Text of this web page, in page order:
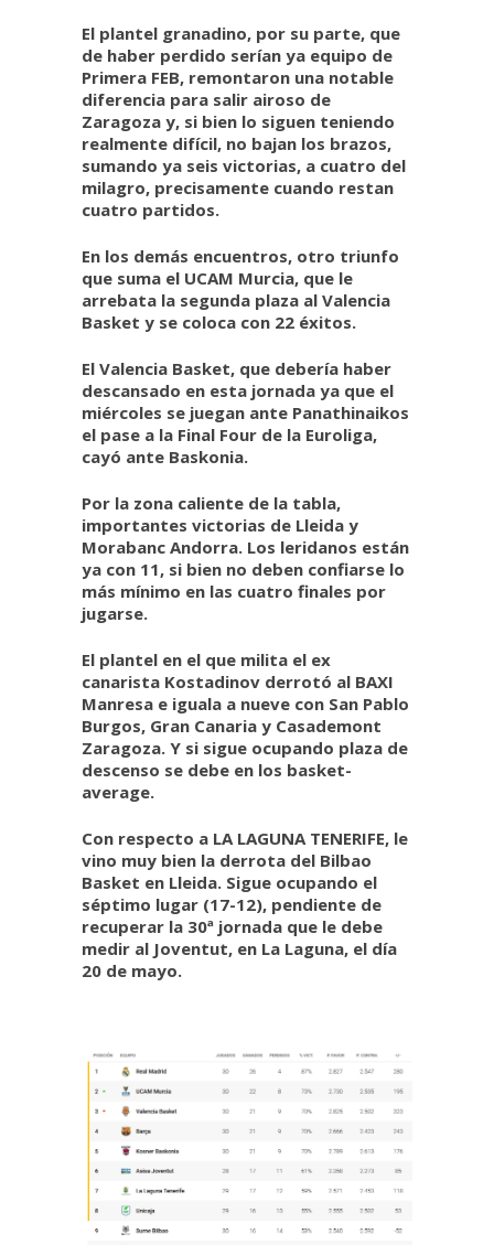
El plantel granadino, por su parte, que
de haber perdido serían ya equipo de
Primera FEB, remontaron una notable
diferencia para salir airoso de
Zaragoza y, si bien lo siguen teniendo
realmente difícil, no bajan los brazos,
sumando ya seis victorias, a cuatro del
milagro, precisamente cuando restan
cuatro partidos.
En los demás encuentros, otro triunfo
que suma el UCAM Murcia, que le
arrebata la segunda plaza al Valencia
Basket y se coloca con 22 éxitos.
El Valencia Basket, que debería haber
descansado en esta jornada ya que el
miércoles se juegan ante Panathinaikos
el pase a la Final Four de la Euroliga,
cayó ante Baskonia.
Por la zona caliente de la tabla,
importantes victorias de Lleida y
Morabanc Andorra. Los leridanos están
ya con 11, si bien no deben confiarse lo
más mínimo en las cuatro finales por
jugarse.
El plantel en el que milita el ex
canarista Kostadinov derrotó al BAXI
Manresa e iguala a nueve con San Pablo
Burgos, Gran Canaria y Casademont
Zaragoza. Y si sigue ocupando plaza de
descenso se debe en los basket-
average.
Con respecto a LA LAGUNA TENERIFE, le
vino muy bien la derrota del Bilbao
Basket en Lleida. Sigue ocupando el
séptimo lugar (17-12), pendiente de
recuperar la 30ª jornada que le debe
medir al Joventut, en La Laguna, el día
20 de mayo.